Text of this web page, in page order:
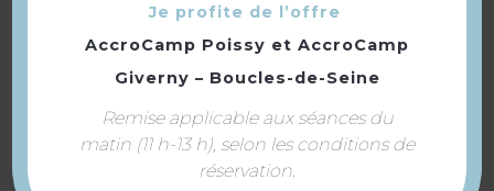
Je profite de l’offre
AccroCamp Poissy et AccroCamp
Giverny – Boucles-de-Seine
Remise applicable aux séances du
matin (11 h-13 h), selon les conditions de
réservation.